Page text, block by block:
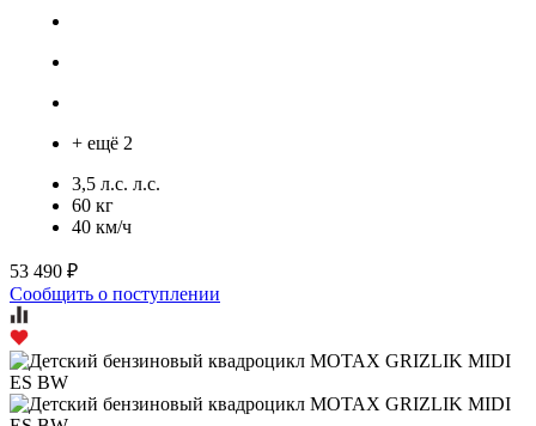
+ ещё 2
3,5 л.с. л.с.
60 кг
40 км/ч
53 490 ₽
Сообщить о поступлении